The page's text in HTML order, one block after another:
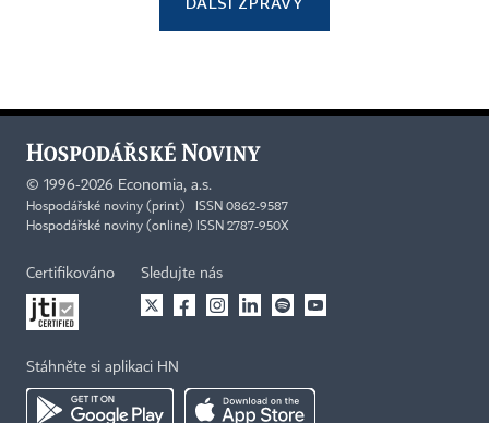
© 1996-2026 Economia, a.s.
Hospodářské noviny (print) ISSN 0862-9587
Hospodářské noviny (online) ISSN 2787-950X
Certifikováno Sledujte nás
Stáhněte si aplikaci HN